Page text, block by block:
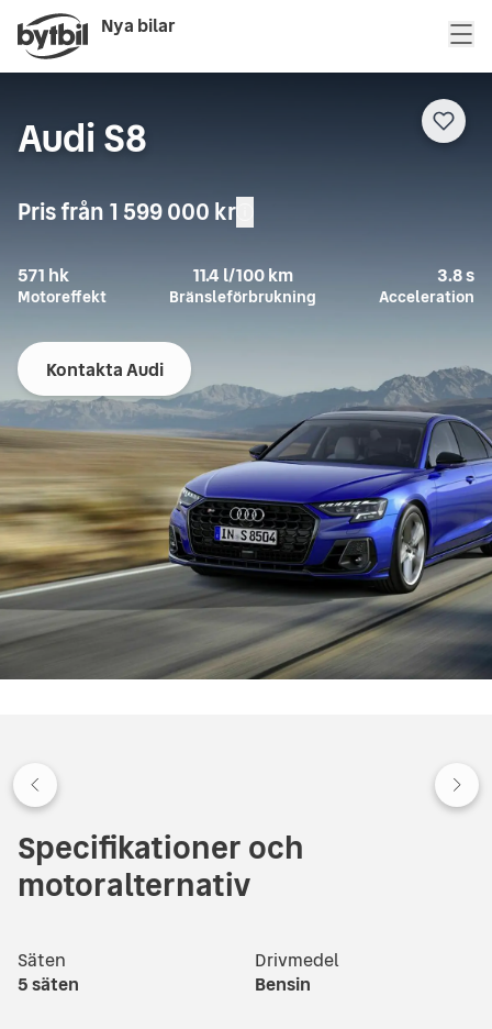
Nya bilar
Audi S8
Pris från 1 599 000 kr
571 hk
Motoreffekt
11.4 l/100 km
Bränsleförbrukning
3.8s
Acceleration
Kontakta Audi
Specifikationer och
motoralternativ
Säten
5säten
Drivmedel
Bensin